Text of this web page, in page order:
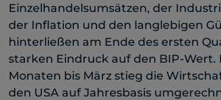
Einzelhandelsumsätzen, der
der Inflation und den langlebigen
hinterließen am Ende des ersten
starken Eindruck auf den BIP-Wert.
Monaten bis März stieg die
den USA auf Jahresbasis